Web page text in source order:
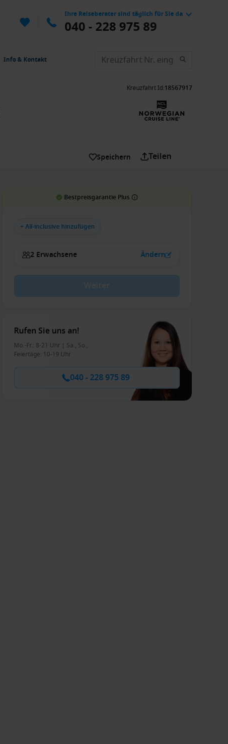
Ihre Reiseberater sind täglich für Sie da
040 - 228 975 89
Info & Kontakt
Kreuzfahrt Id:18567917
Speichern Teilen
Bestpreisgarantie Plus
+ All-inclusive hinzufügen
2 Erwachsene Ändern
Rufen Sie uns an!
Mo.-Fr.: 8-21 Uhr | Sa., So.,
Feiertage: 10-19 Uhr
040 - 228 975 89